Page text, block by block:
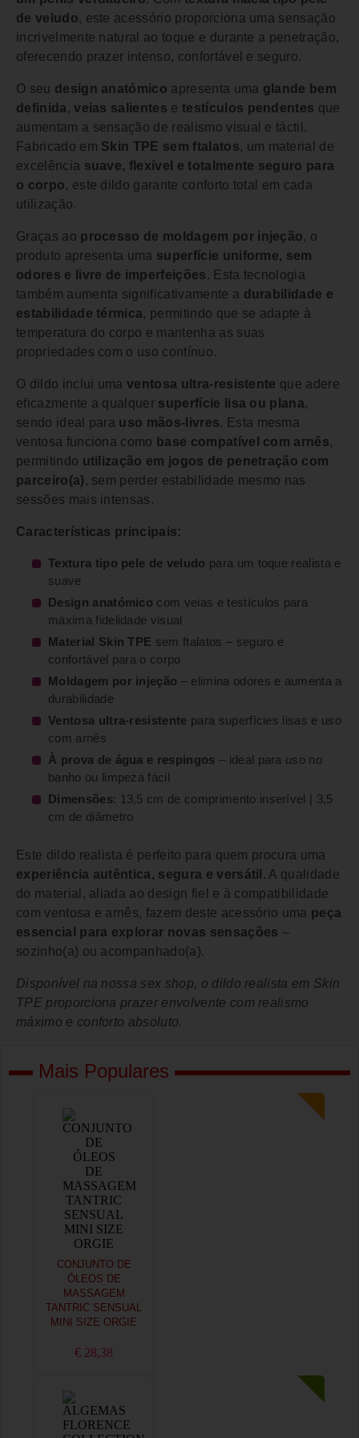
de veludo, este acessório proporciona uma sensação
incrivelmente natural ao toque e durante a penetração,
oferecendo prazer intenso, confortável e seguro.
O seu design anatómico apresenta uma glande bem
definida ,veias salientes e testículos pendentes que
aumentam a sensação de realismo visual e táctil.
Fabricado em Skin TPE sem ftalatos, um material de
excelência suave, flexível e totalmente seguro para
o corpo, este dildo garante conforto total em cada
utilização.
Graças ao processo de moldagem por injeção, o
produto apresenta uma superfície uniforme, sem
odores e livre de imperfeições . Esta tecnologia
também aumenta significativamente a durabilidade e
estabilidade térmica, permitindo que se adapte à
temperatura do corpo e mantenha as suas
propriedades com o uso contínuo.
O dildo inclui umaventosa ultra-resistente que adere
eficazmente a qualquer superfície lisa ou plana,
sendo ideal para uso mãos-livres. Esta mesma
ventosa funciona como base compatível com arnês,
permitindo utilização em jogos de penetração com
parceiro(a) , sem perder estabilidade mesmo nas
sessões mais intensas.
Características principais:
Textura tipo pele de veludo para um toque realista e
suave
Design anatómico com veias e testículos para
máxima fidelidade visual
Material Skin TPE sem ftalatos – seguro e
confortável para o corpo
Moldagem por injeção – elimina odores e aumenta a
durabilidade
Ventosa ultra-resistente para superfícies lisas e uso
com arnês
À prova de água e respingos – ideal para uso no
banho ou limpeza fácil
Dimensões: 13,5 cm de comprimento inserível | 3,5
cm de diâmetro
Este dildo realista é perfeito para quem procura uma
experiência autêntica, segura e versátil . A qualidade
do material, aliada ao design fiel e à compatibilidade
com ventosa e arnês, fazem deste acessório uma peça
essencial para explorar novas sensações –
sozinho(a) ou acompanhado(a).
Disponível na nossa sex shop, o dildo realista em Skin
TPE proporciona prazer envolvente com realismo
máximo e conforto absoluto.
Mais Populares
CONJUNTO DE
ÓLEOS DE
MASSAGEM
TANTRIC SENSUAL
MINI SIZE ORGIE
€ 28,38